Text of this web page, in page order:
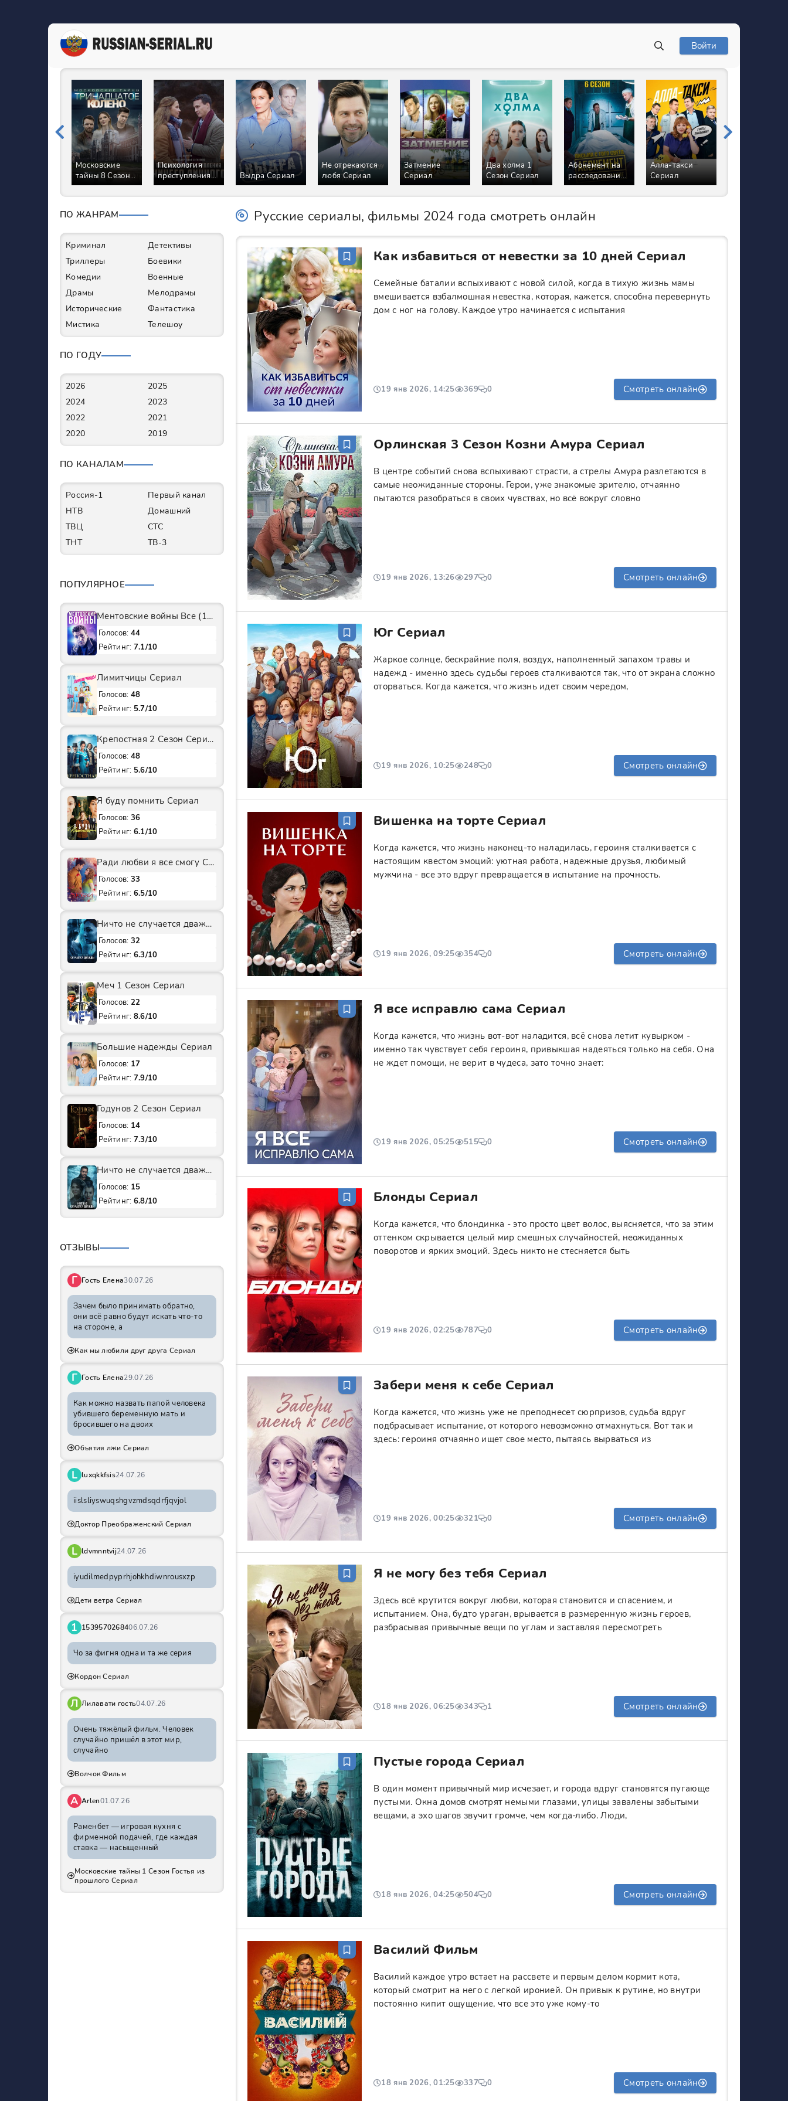
Войти
Московские
тайны 8 Сезон
Тринадцатое
колено Сериал
Психология
преступления
Ничего личного
Сериал
Выдра Сериал
Не отрекаются
любя Сериал
Затмение
Сериал
Два холма 1
Сезон Сериал
Абонемент на
расследование
6 Сезон Письма
с того света
Алла-такси
Сериал
Русские сериалы, фильмы 2024 года смотреть онлайн
Как избавиться от невестки за 10 дней Сериал
Семейные баталии вспыхивают с новой силой, когда в тихую жизнь мамы
вмешивается взбалмошная невестка, которая, кажется, способна перевернуть
дом с ног на голову. Каждое утро начинается с испытания
19 янв 2026, 14:25 369 0 Смотреть онлайн
Орлинская 3 Сезон Козни Амура Сериал
В центре событий снова вспыхивают страсти, а стрелы Амура разлетаются в
самые неожиданные стороны. Герои, уже знакомые зрителю, отчаянно
пытаются разобраться в своих чувствах, но всё вокруг словно
19 янв 2026, 13:26 297 0 Смотреть онлайн
Юг Сериал
Жаркое солнце, бескрайние поля, воздух, наполненный запахом травы и
надежд - именно здесь судьбы героев сталкиваются так, что от экрана сложно
оторваться. Когда кажется, что жизнь идет своим чередом,
19 янв 2026, 10:25 248 0 Смотреть онлайн
Вишенка на торте Сериал
Когда кажется, что жизнь наконец-то наладилась, героиня сталкивается с
настоящим квестом эмоций: уютная работа, надежные друзья, любимый
мужчина - все это вдруг превращается в испытание на прочность.
19 янв 2026, 09:25 354 0 Смотреть онлайн
Я все исправлю сама Сериал
Когда кажется, что жизнь вот-вот наладится, всё снова летит кувырком -
именно так чувствует себя героиня, привыкшая надеяться только на себя. Она
не ждет помощи, не верит в чудеса, зато точно знает:
19 янв 2026, 05:25 515 0 Смотреть онлайн
Блонды Сериал
Когда кажется, что блондинка - это просто цвет волос, выясняется, что за этим
оттенком скрывается целый мир смешных случайностей, неожиданных
поворотов и ярких эмоций. Здесь никто не стесняется быть
19 янв 2026, 02:25 787 0 Смотреть онлайн
Забери меня к себе Сериал
Когда кажется, что жизнь уже не преподнесет сюрпризов, судьба вдруг
подбрасывает испытание, от которого невозможно отмахнуться. Вот так и
здесь: героиня отчаянно ищет свое место, пытаясь вырваться из
19 янв 2026, 00:25 321 0 Смотреть онлайн
Я не могу без тебя Сериал
Здесь всё крутится вокруг любви, которая становится и спасением, и
испытанием. Она, будто ураган, врывается в размеренную жизнь героев,
разбрасывая привычные вещи по углам и заставляя пересмотреть
18 янв 2026, 06:25 343 1 Смотреть онлайн
Пустые города Сериал
В один момент привычный мир исчезает, и города вдруг становятся пугающе
пустыми. Окна домов смотрят немыми глазами, улицы завалены забытыми
вещами, а эхо шагов звучит громче, чем когда-либо. Люди,
18 янв 2026, 04:25 504 0 Смотреть онлайн
Василий Фильм
Василий каждое утро встает на рассвете и первым делом кормит кота,
который смотрит на него с легкой иронией. Он привык к рутине, но внутри
постоянно кипит ощущение, что все это уже кому-то
18 янв 2026, 01:25 337 0 Смотреть онлайн
ПО ЖАНРАМ
Криминал
Детективы
Триллеры
Боевики
Комедии
Военные
Драмы
Мелодрамы
Исторические
Фантастика
Мистика
Телешоу
ПО ГОДУ
2026
2025
2024
2023
2022
2021
2020
2019
ПО КАНАЛАМ
Россия-1
Первый канал
НТВ
Домашний
ТВЦ
СТС
ТНТ
ТВ-3
ПОПУЛЯРНОЕ
Ментовские войны Все (1-11 Сезоны) подряд Сериал
Голосов: 44
Рейтинг: 7.1/10
Лимитчицы Сериал
Голосов: 48
Рейтинг: 5.7/10
Крепостная 2 Сезон Сериал
Голосов: 48
Рейтинг: 5.6/10
Я буду помнить Сериал
Голосов: 36
Рейтинг: 6.1/10
Ради любви я все смогу Сериал
Голосов: 33
Рейтинг: 6.5/10
Ничто не случается дважды 2 Сезон Сериал
Голосов: 32
Рейтинг: 6.3/10
Меч 1 Сезон Сериал
Голосов: 22
Рейтинг: 8.6/10
Большие надежды Сериал
Голосов: 17
Рейтинг: 7.9/10
Годунов 2 Сезон Сериал
Голосов: 14
Рейтинг: 7.3/10
Ничто не случается дважды 1 Сезон Сериал
Голосов: 15
Рейтинг: 6.8/10
ОТЗЫВЫ
Г Гость Елена30.07.26
Зачем было принимать обратно,
они всё равно будут искать что-то
на стороне, а
Как мы любили друг друга Сериал
Г Гость Елена29.07.26
Как можно назвать папой человека
убившего беременную мать и
бросившего на двоих
Объятия лжи Сериал
L luxqkkfsis24.07.26
iislsliyswuqshgvzmdsqdrfjqvjol
Доктор Преображенский Сериал
L ldvmnntvij24.07.26
iyudilmedpyprhjohkhdiwnrousxzp
Дети ветра Сериал
1 1539570268406.07.26
Чо за фигня одна и та же серия
Кордон Сериал
Л Лилавати гость04.07.26
Очень тяжёлый фильм. Человек
случайно пришёл в этот мир,
случайно
Волчок Фильм
A Arlen01.07.26
Раменбет — игровая кухня с
фирменной подачей, где каждая
ставка — насыщенный
Московские тайны 1 Сезон Гостья из
прошлого Сериал